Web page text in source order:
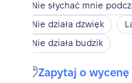
Nie słychać mnie
Nie działa dzwięk
Nie działa budzik
Zapytaj o wycenę